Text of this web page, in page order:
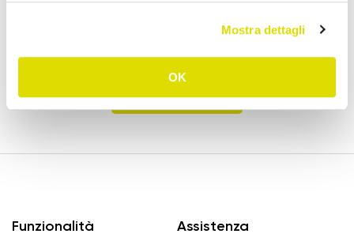
Mostra dettagli
OK
Prova Gratis
Funzionalità Assistenza